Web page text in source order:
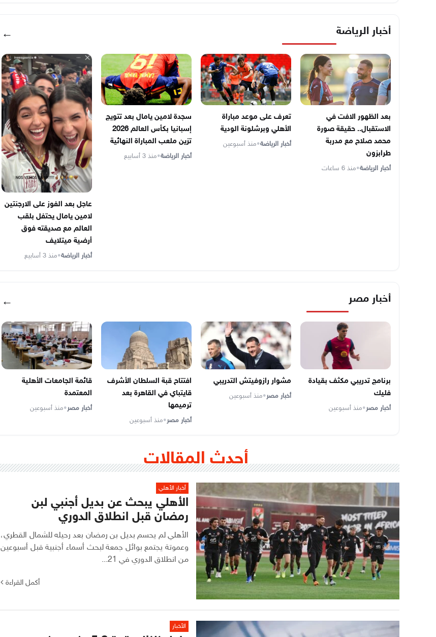
أخبار الرياضة ←
بعد الظهور الافت في
الاستقبال.. حقيقة صورة
محمد صلاح مع مدربة
طرابزون
أخبار الرياضة•منذ 6 ساعات
تعرف على موعد مباراة
الأهلي وبرشلونة الودية
أخبار الرياضة•منذ أسبوعين
سجدة لامين يامال بعد تتويج
إسبانيا بكأس العالم 2026
تزين ملعب المباراة النهائية
أخبار الرياضة•منذ 3 أسابيع
عاجل بعد الفوز على الارجنتين
لامين يامال يحتفل بلقب
العالم مع صديقته فوق
أرضية ميتلايف
أخبار الرياضة•منذ 3 أسابيع
أخبار مصر ←
برنامج تدريبي مكثف بقيادة
فليك
أخبار مصر•منذ أسبوعين
مشوار رازوفيتش التدريبي
أخبار مصر•منذ أسبوعين
افتتاح قبة السلطان الأشرف
قايتباي في القاهرة بعد
ترميمها
أخبار مصر•منذ أسبوعين
قائمة الجامعات الأهلية
المعتمدة
أخبار مصر•منذ أسبوعين
أحدث المقالات
أخبار الأهلي
الأهلي يبحث عن بديل أجنبي لبن
رمضان قبل انطلاق الدوري
الأهلي لم يحسم بديل بن رمضان بعد رحيله للشمال القطري،
وعموتة يجتمع بوائل جمعة لبحث أسماء أجنبية قبل أسبوعين
من انطلاق الدوري في 21...
أكمل القراءة
الأخبار